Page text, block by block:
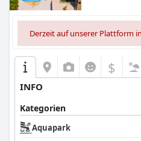
Derzeit auf unserer Plattform
$
INFO
Kategorien
Aquapark